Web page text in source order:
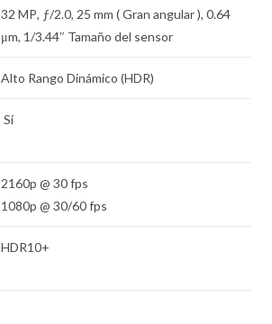
32 MP, ƒ/2.0, 25 mm ( Gran angular ),0.64
μm, 1/3.44″ Tamaño del sensor
Alto Rango Dinámico (HDR)
Sí
2160p @ 30 fps
1080p @ 30/60 fps
HDR10+